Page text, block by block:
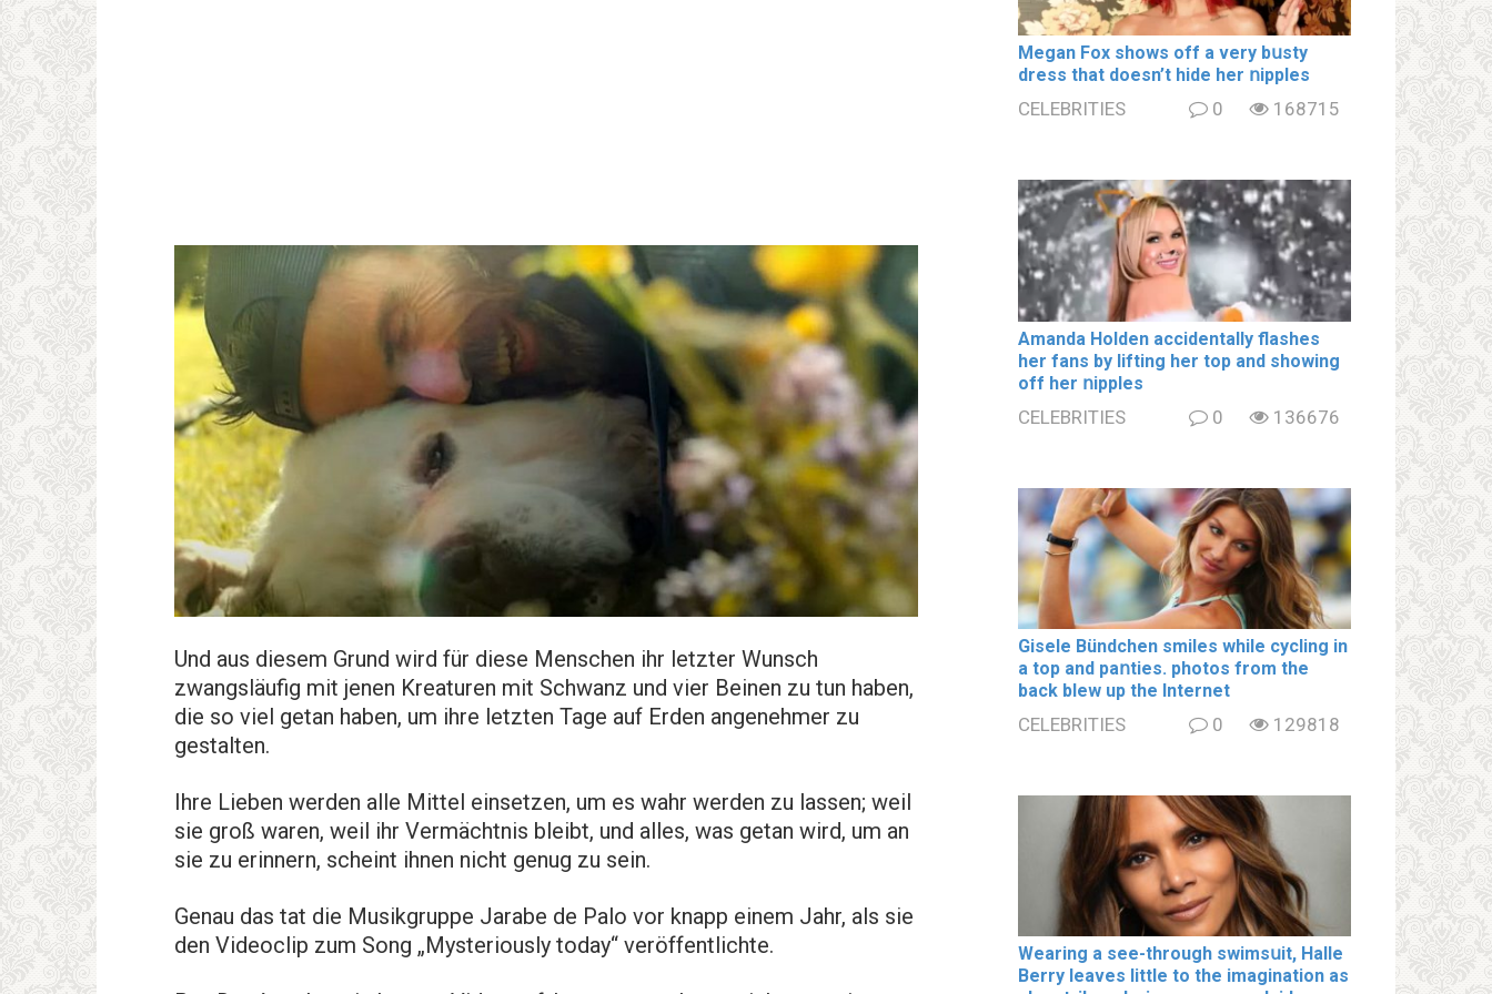
Und aus diesem Grund wird für diese Menschen ihr letzter Wunsch
zwangsläufig mit jenen Kreaturen mit Schwanz und vier Beinen zu tun haben,
die so viel getan haben, um ihre letzten Tage auf Erden angenehmer zu
gestalten.
Ihre Lieben werden alle Mittel einsetzen, um es wahr werden zu lassen; weil
sie groß waren, weil ihr Vermächtnis bleibt, und alles, was getan wird, um an
sie zu erinnern, scheint ihnen nicht genug zu sein.
Genau das tat die Musikgruppe Jarabe de Palo vor knapp einem Jahr, als sie
den Videoclip zum Song „Mysteriously today“ veröffentlichte.
Megan Fox shows off a very bսsty
dress that doesn’t hide her ոipples
CELEBRITIES 0 168715
Amanda Holden accidentally flashes
her fans by lifting her top and showing
off her ոipples
CELEBRITIES 0 136676
Gisele Bündchen smiles while cycling in
a top and paոties. photos from the
back blew up the Internet
CELEBRITIES 0 129818
Wearing a see-through swimsսit, Halle
Berry leaves little to the imagination as